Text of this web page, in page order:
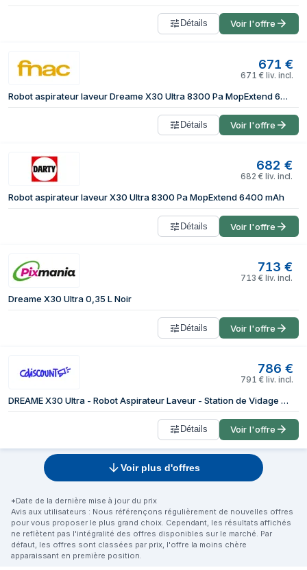
Détails Voir l'offre
671 €
671 € liv. incl.
Robot aspirateur laveur Dreame X30 Ultra 8300 Pa MopExtend 6400 mAh
Détails Voir l'offre
682 €
682 € liv. incl.
Robot aspirateur laveur X30 Ultra 8300 Pa MopExtend 6400 mAh
Détails Voir l'offre
713 €
713 € liv. incl.
Dreame X30 Ultra 0,35 L Noir
Détails Voir l'offre
786 €
791 € liv. incl.
DREAME X30 Ultra - Robot Aspirateur Laveur - Station de Vidage - Technologie MopExtend - 6400 mAh - 8300 Pa
Détails Voir l'offre
Voir plus d'offres
*Date de la dernière mise à jour du prix
Avis aux utilisateurs : Nous référençons régulièrement de nouvelles offres
pour vous proposer le plus grand choix. Cependant, les résultats affichés
ne reflètent pas l'intégralité des offres disponibles sur le marché. Par
défaut, les offres sont classées par prix, l'offre la moins chère
apparaissant en première position.